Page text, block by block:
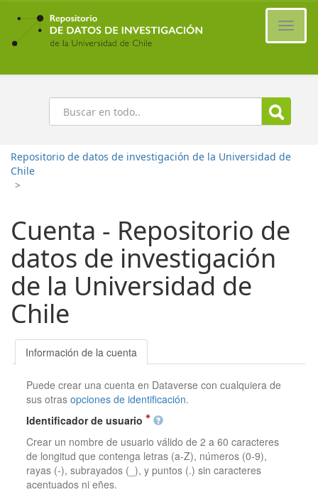
Ir
contenido
principal
Buscar
Repositorio de datos de investigación de la Universidad de
Chile
>
Cuenta - Repositorio de
datos de investigación
de la Universidad de
Chile
Información de la cuenta
Puede crear una cuenta en Dataverse con cualquiera de
sus otrasopciones de identificación.
Identificador de usuario
Crear un nombre de usuario válido de 2 a 60 caracteres
de longitud que contenga letras (a-Z), números (0-9),
rayas (-), subrayados (_), y puntos (.) sin caracteres
acentuados ni eñes.